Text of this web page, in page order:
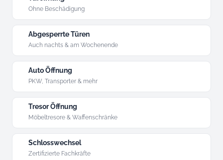
Ohne Beschädigung
Abgesperrte Türen
Auch nachts & am Wochenende
Auto Öffnung
PKW, Transporter & mehr
Tresor Öffnung
Möbeltresore & Waffenschränke
Schlosswechsel
Zertifizierte Fachkräfte